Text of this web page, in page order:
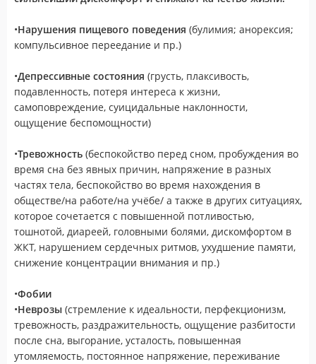
•Нарушения пищевого поведения (булимия; анорексия;
компульсивное переедание и пр.)
•Депрессивные состояния (грусть, плаксивость,
подавленность, потеря интереса к жизни,
самоповреждение, суицидальные наклонности,
ощущение беспомощности)
•Тревожность (беспокойство перед сном, пробуждения во
время сна без явных причин, напряжение в разных
частях тела, беспокойство во время нахождения в
обществе/на работе/на учёбе/ а также в других ситуациях,
которое сочетается с повышенной потливостью,
тошнотой, диареей, головными болями, дискомфортом в
ЖКТ, нарушением сердечных ритмов, ухудшение памяти,
снижение концентрации внимания и пр.)
•Фобии
•Неврозы (стремление к идеальности, перфекционизм,
тревожность, раздражительность, ощущение разбитости
после сна, выгорание, усталость, повышенная
утомляемость, постоянное напряжение, переживание